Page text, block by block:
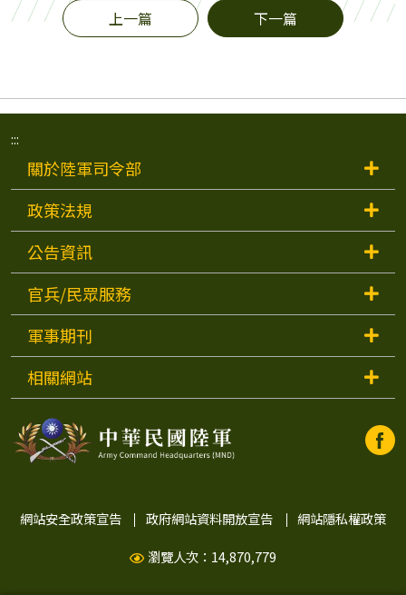
上一篇 下一篇
:::
關於陸軍司令部
政策法規
公告資訊
官兵/民眾服務
軍事期刊
相關網站
中
民
中
華
陸
軍
網站安全政策宣告 政府網站資料開放宣告 網站隱私權政策
瀏覽人次：14,870,779